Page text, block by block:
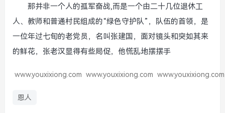
那并非一个人的孤军奋战,而是一个由二十几位退休工
人、教师和普通村民组成的“绿色守护队”，队伍的首领，是
一位年过七旬的老党员，名叫张建国，面对镜头和突如其来
的鲜花，张老汉显得有些局促，他慌乱地摆摆手
www.youxixiong.com www.youxixiong.com www.youxixiong.com
恩人